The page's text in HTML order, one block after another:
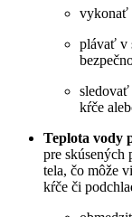
vykonať
plávať v
sledovať
kŕče
Teplota vody
pre skúsených
tela, čo môže
kŕče či